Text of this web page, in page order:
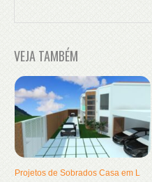
VEJA TAMBÉM
Projetos de Sobrados Casa em L